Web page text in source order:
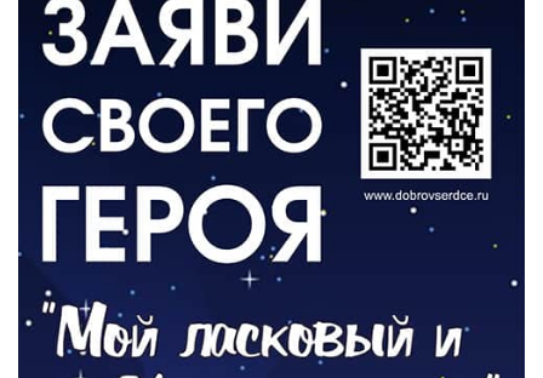
ВЛАСТЬ
День памяти и «Симфония народов»
06.08.2026
Новый настил на экотропе
05.08.2026